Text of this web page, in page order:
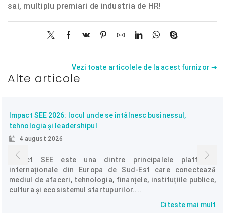
sai, multiplu premiari de industria de HR!
Vezi toate articolele de la acest furnizor ➔
Alte articole
Impact SEE 2026: locul unde se întâlnesc businessul,
tehnologia și leadershipul
4 august 2026
Impact SEE este una dintre principalele platforme
internaționale din Europa de Sud-Est care conectează
mediul de afaceri, tehnologia, finanțele, instituțiile publice,
cultura și ecosistemul startupurilor....
Citeste mai mult